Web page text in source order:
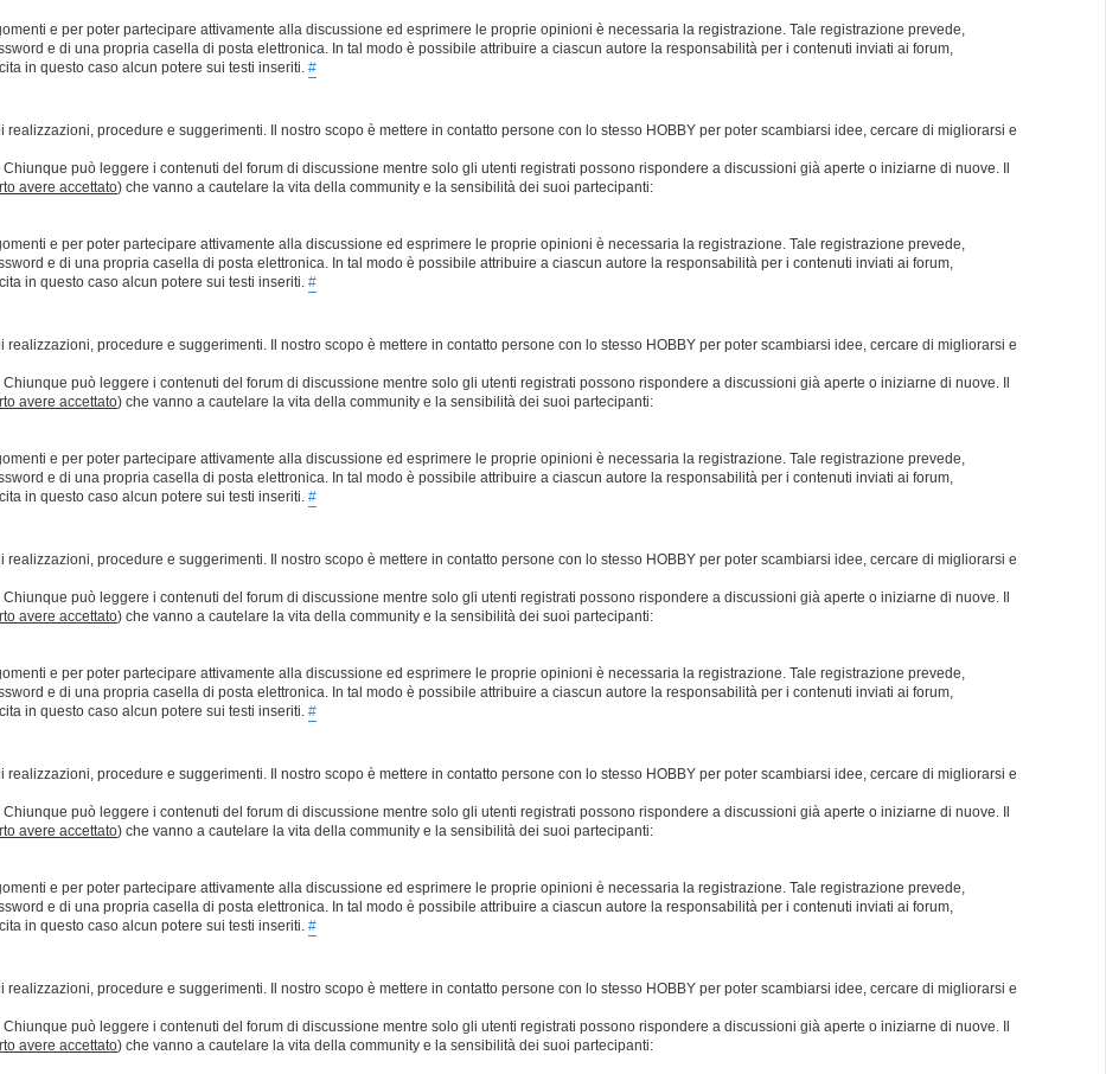
e per poter partecipare attivamente alla discussione ed esprimere le proprie opinioni è necessaria la registrazione. Tale registrazione prevede,
e di una propria casella di posta elettronica. In tal modo è possibile attribuire a ciascun autore la responsabilità per i contenuti inviati ai forum,
in questo caso alcun potere sui testi inseriti. #
procedure e suggerimenti. Il nostro scopo è mettere in contatto persone con lo stesso HOBBY per poter scambiarsi idee, cercare di migliorarsi e
può leggere i contenuti del forum di discussione mentre solo gli utenti registrati possono rispondere a discussioni già aperte o iniziarne di nuove. Il
avere accettato) che vanno a cautelare la vita della community e la sensibilità dei suoi partecipanti:
e per poter partecipare attivamente alla discussione ed esprimere le proprie opinioni è necessaria la registrazione. Tale registrazione prevede,
e di una propria casella di posta elettronica. In tal modo è possibile attribuire a ciascun autore la responsabilità per i contenuti inviati ai forum,
in questo caso alcun potere sui testi inseriti. #
procedure e suggerimenti. Il nostro scopo è mettere in contatto persone con lo stesso HOBBY per poter scambiarsi idee, cercare di migliorarsi e
può leggere i contenuti del forum di discussione mentre solo gli utenti registrati possono rispondere a discussioni già aperte o iniziarne di nuove. Il
avere accettato) che vanno a cautelare la vita della community e la sensibilità dei suoi partecipanti:
e per poter partecipare attivamente alla discussione ed esprimere le proprie opinioni è necessaria la registrazione. Tale registrazione prevede,
e di una propria casella di posta elettronica. In tal modo è possibile attribuire a ciascun autore la responsabilità per i contenuti inviati ai forum,
in questo caso alcun potere sui testi inseriti. #
procedure e suggerimenti. Il nostro scopo è mettere in contatto persone con lo stesso HOBBY per poter scambiarsi idee, cercare di migliorarsi e
può leggere i contenuti del forum di discussione mentre solo gli utenti registrati possono rispondere a discussioni già aperte o iniziarne di nuove. Il
avere accettato) che vanno a cautelare la vita della community e la sensibilità dei suoi partecipanti:
e per poter partecipare attivamente alla discussione ed esprimere le proprie opinioni è necessaria la registrazione. Tale registrazione prevede,
e di una propria casella di posta elettronica. In tal modo è possibile attribuire a ciascun autore la responsabilità per i contenuti inviati ai forum,
in questo caso alcun potere sui testi inseriti. #
procedure e suggerimenti. Il nostro scopo è mettere in contatto persone con lo stesso HOBBY per poter scambiarsi idee, cercare di migliorarsi e
può leggere i contenuti del forum di discussione mentre solo gli utenti registrati possono rispondere a discussioni già aperte o iniziarne di nuove. Il
avere accettato) che vanno a cautelare la vita della community e la sensibilità dei suoi partecipanti:
e per poter partecipare attivamente alla discussione ed esprimere le proprie opinioni è necessaria la registrazione. Tale registrazione prevede,
e di una propria casella di posta elettronica. In tal modo è possibile attribuire a ciascun autore la responsabilità per i contenuti inviati ai forum,
in questo caso alcun potere sui testi inseriti. #
procedure e suggerimenti. Il nostro scopo è mettere in contatto persone con lo stesso HOBBY per poter scambiarsi idee, cercare di migliorarsi e
può leggere i contenuti del forum di discussione mentre solo gli utenti registrati possono rispondere a discussioni già aperte o iniziarne di nuove. Il
avere accettato) che vanno a cautelare la vita della community e la sensibilità dei suoi partecipanti: